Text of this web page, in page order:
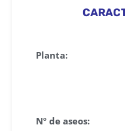
Planta:
Nº de aseos: